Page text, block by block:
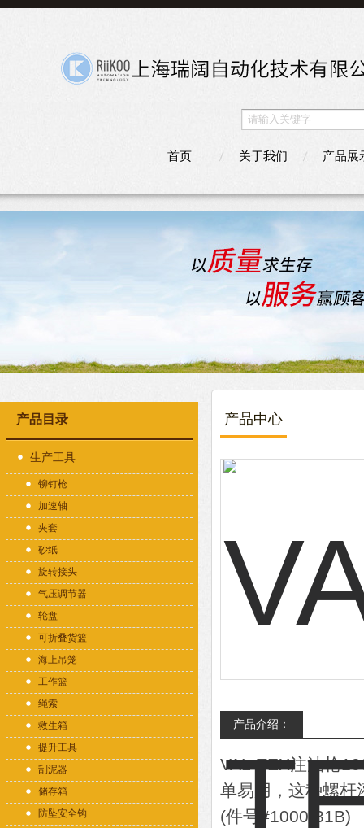
首页 关于我们 产品展
产品目录
生产工具
铆钉枪
加速轴
夹套
砂纸
旋转接头
气压调节器
轮盘
可折叠货篮
海上吊笼
工作篮
绳索
救生箱
提升工具
刮泥器
储存箱
防坠安全钩
产品中心
产品介绍：
VAL-TEX注油枪
单易用，这种螺杆
(件号#1000-31B)